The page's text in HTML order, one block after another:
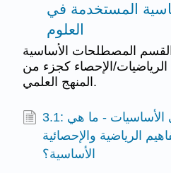
المستخدمة في
العلوم
المصطلحات الأساسية
الإحصاء كجزء من
المنهج العلمي.
3.1: التعرف على الأساسيات - ما هي
الرياضية والإحصائية
الأساسية؟